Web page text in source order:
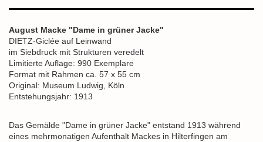
August Macke "Dame in grüner Jacke"
DIETZ-Giclée auf Leinwand
im Siebdruck mit Strukturen veredelt
Limitierte Auflage: 990 Exemplare
Format mit Rahmen ca. 57 x 55 cm
Original: Museum Ludwig, Köln
Entstehungsjahr: 1913
Das Gemälde "Dame in grüner Jacke" entstand 1913 während
eines mehrmonatigen Aufenthalt Mackes in Hilterfingen am